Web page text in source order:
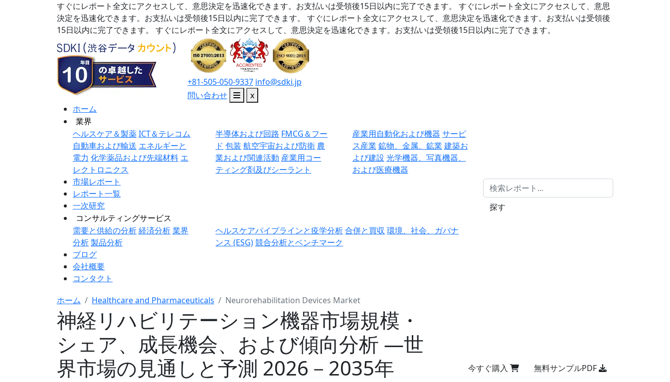
すぐにレポート全文にアクセスして、意思決定を迅速化できます。お支払いは受領後15日以内に完了できます。
すぐにレポート全文にアクセスして、意思
決定を迅速化できます。お支払いは受領後15日以内に完了できます。
すぐにレポート全文にアクセスして、意思決定を迅速化できます。お支払いは受領後
15日以内に完了できます。
すぐにレポート全文にアクセスして、意思決定を迅速化できます。お支払いは受領後15日以内に完了できます。
+81-505-050-9337 info@sdki.jp
問い合わせ
x
ホーム
業界
ヘルスケア＆製薬ICT＆テレコム
自動車および輸送 エネルギーと
電力 化学薬品および先端材料 エ
レクトロニクス
半導体および回路 FMCG＆フー
ド 包装 航空宇宙および防衛 農
業および関連活動 産業用コー
ティング剤及びシーラント
産業用自動化および機器 サービ
ス産業 鉱物、金属、鉱業 建築お
よび建設 光学機器、写真機器、
および医療機器
市場レポート
レポート一覧
一次研究
コンサルティングサービス
需要と供給の分析経済分析業界
分析製品分析
ヘルスケアパイプラインと疫学分析合併と買収 環境、社会、ガバナ
ンス (ESG)競合分析とベンチマーク
ブログ
会社概要
コンタクト
探す
ホーム Healthcare and Pharmaceuticals Neurorehabilitation Devices Market
神経リハビリテーション機器市場規模・
シェア、成長機会、および傾向分析 ―世
界市場の見通しと予測 2026－2035年
今すぐ購入 無料サンプルPDF